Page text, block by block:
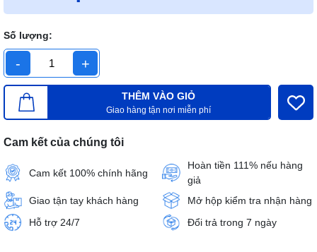
Số lượng:
- +
THÊM VÀO GIỎ
Giao hàng tận nơi miễn phí
Cam kết của chúng tôi
Cam kết 100% chính hãng
Hoàn tiền 111% nếu hàng
giả
Giao tận tay khách hàng
Mở hộp kiểm tra nhận hàng
Hỗ trợ 24/7
Đổi trả trong 7 ngày